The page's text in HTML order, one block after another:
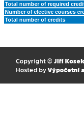
Total number of required
Number of elective courses
Total number of credits
Copyright © Jiří Kosek
Hosted by Výpočetní